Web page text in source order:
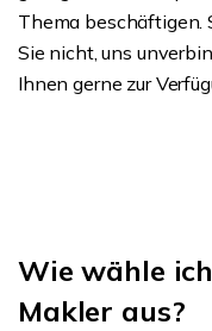
Thema beschäftigen.
Sie nicht, uns
Ihnen gerne zur
Wie wähle
Makler aus?